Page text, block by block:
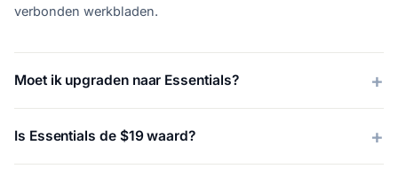
verbonden werkbladen.
Moet ik upgraden naar Essentials?
Is Essentials de $19 waard?